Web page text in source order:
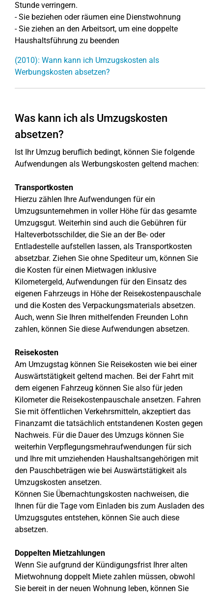
Stunde verringern.
- Sie beziehen oder räumen eine Dienstwohnung
- Sie ziehen an den Arbeitsort, um eine doppelte
Haushaltsführung zu beenden
(2010): Wann kann ich Umzugskosten als
Werbungskosten absetzen?
Was kann ich als Umzugskosten
absetzen?
Ist Ihr Umzug beruflich bedingt, können Sie folgende
Aufwendungen als Werbungskosten geltend machen:
Transportkosten
Hierzu zählen Ihre Aufwendungen für ein
Umzugsunternehmen in voller Höhe für das gesamte
Umzugsgut. Weiterhin sind auch die Gebühren für
Halteverbotsschilder, die Sie an der Be- oder
Entladestelle aufstellen lassen, als Transportkosten
absetzbar. Ziehen Sie ohne Spediteur um, können Sie
die Kosten für einen Mietwagen inklusive
Kilometergeld, Aufwendungen für den Einsatz des
eigenen Fahrzeugs in Höhe der Reisekostenpauschale
und die Kosten des Verpackungsmaterials absetzen.
Auch, wenn Sie Ihren mithelfenden Freunden Lohn
zahlen, können Sie diese Aufwendungen absetzen.
Reisekosten
Am Umzugstag können Sie Reisekosten wie bei einer
Auswärtstätigkeit geltend machen. Bei der Fahrt mit
dem eigenen Fahrzeug können Sie also für jeden
Kilometer die Reisekostenpauschale ansetzen. Fahren
Sie mit öffentlichen Verkehrsmitteln, akzeptiert das
Finanzamt die tatsächlich entstandenen Kosten gegen
Nachweis. Für die Dauer des Umzugs können Sie
weiterhin Verpflegungsmehraufwendungen für sich
und Ihre mit umziehenden Haushaltsangehörigen mit
den Pauschbeträgen wie bei Auswärtstätigkeit als
Umzugskosten ansetzen.
Können Sie Übernachtungskosten nachweisen, die
Ihnen für die Tage vom Einladen bis zum Ausladen des
Umzugsgutes entstehen, können Sie auch diese
absetzen.
Doppelten Mietzahlungen
Wenn Sie aufgrund der Kündigungsfrist Ihrer alten
Mietwohnung doppelt Miete zahlen müssen, obwohl
Sie bereit in der neuen Wohnung leben, können Sie